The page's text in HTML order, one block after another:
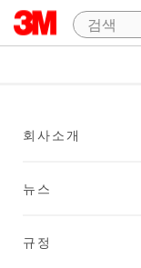
회사소개
뉴스
규정